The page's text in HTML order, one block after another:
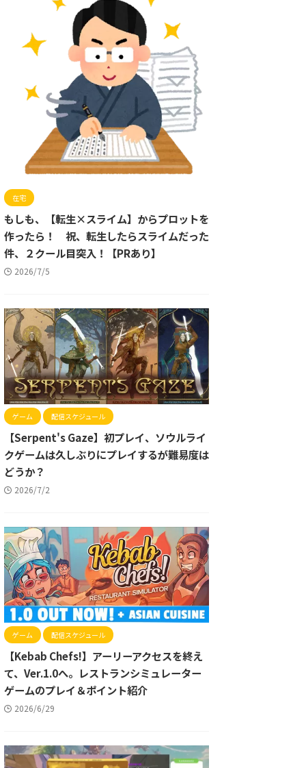
在宅
もしも、【転生×スライム】からプロットを
作ったら！ 祝、転生したらスライムだった
件、２クール目突入！【PRあり】
2026/7/5
ゲーム 配信スケジュール
【Serpent's Gaze】初プレイ、ソウルライ
クゲームは久しぶりにプレイするが難易度は
どうか？
2026/7/2
ゲーム 配信スケジュール
【Kebab Chefs!】アーリーアクセスを終え
て、Ver.1.0へ。レストランシミュレーター
ゲームのプレイ＆ポイント紹介
2026/6/29